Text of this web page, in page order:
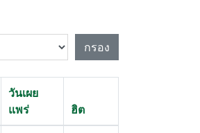
กรอง
วันเผย
แพร่
ฮิต